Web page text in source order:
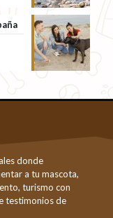
donde
a tu mascota,
turismo con
testimonios de